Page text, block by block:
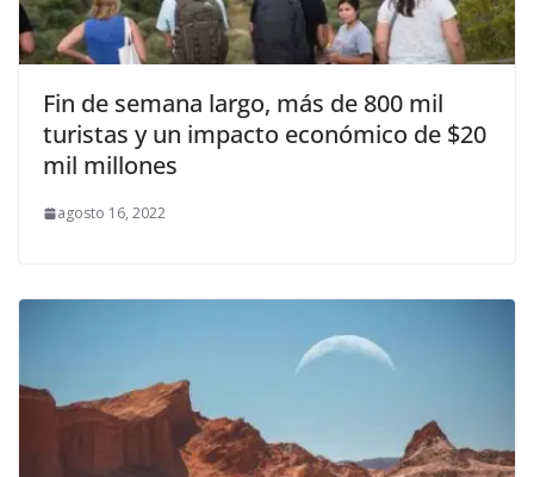
Fin de semana largo, más de 800 mil
turistas y un impacto económico de $20
mil millones
agosto 16, 2022